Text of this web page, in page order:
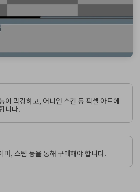
이 막강하고, 어니언 스킨 등 픽셀 아트에
니다.
며, 스팀 등을 통해 구매해야 합니다.